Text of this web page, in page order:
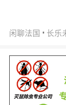
闲聊法国